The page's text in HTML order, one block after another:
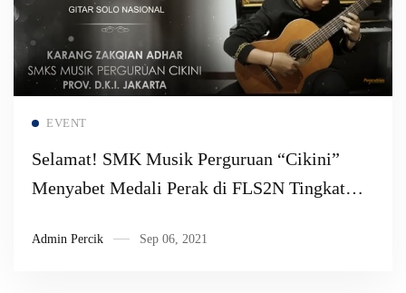
EVENT
Selamat! SMK Musik Perguruan “Cikini”
Menyabet Medali Perak di FLS2N Tingkat
Admin Percik Sep 06, 2021